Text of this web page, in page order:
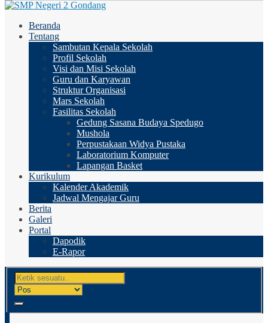
Beranda
Tentang
Sambutan Kepala Sekolah
Profil Sekolah
Visi dan Misi Sekolah
Guru dan Karyawan
Struktur Organisasi
Mars Sekolah
Fasilitas Sekolah
Gedung Sasana Budaya Spedugo
Mushola
Perpustakaan Widya Pustaka
Laboratorium Komputer
Lapangan Basket
Kurikulum
Kalender Akademik
Jadwal Mengajar Guru
Berita
Galeri
Portal
Dapodik
E-Rapor